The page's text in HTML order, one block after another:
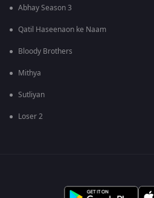
Abhay Season 3
Qatil Haseenaon ke Naam
Bloody Brothers
Mithya
Sutliyan
Loser 2